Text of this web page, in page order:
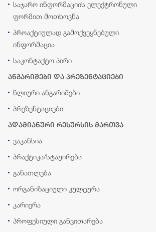
საჯარო ინფორმაციის ელექტრონული
ფორმით მოთხოვნა
პროაქტიულად გამოქვეყნებული
ინფორმაცია
საკონტაქტო პირი
ანგარიშები და პრეზენტაციები
წლიური ანგარიშები
პრეზენტაციები
ადამიანური რესურსის მართვა
ვაკანსია
პრაქტიკა/სტაჟირება
განათლება
ორგანიზაციული კულტურა
კარიერა
პროფესიული განვითარება